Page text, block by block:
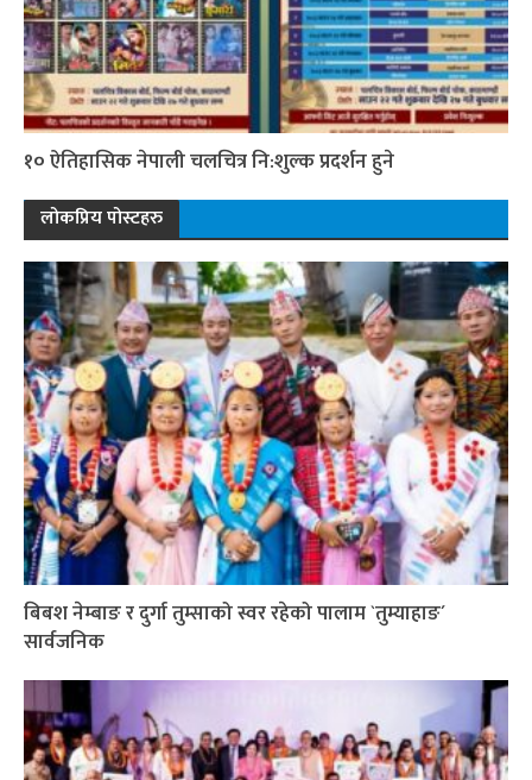
१० ऐतिहासिक नेपाली चलचित्र नि:शुल्क प्रदर्शन हुने
लोकप्रिय पोस्टहरु
बिबश नेम्बाङ र दुर्गा तुम्साको स्वर रहेको पालाम `तुम्याहाङ´
सार्वजनिक